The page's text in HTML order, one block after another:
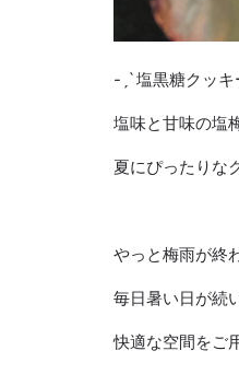
-ˏˋ 塩黒糖クッキ
塩味と甘味の塩
夏にぴったりな
やっと梅雨が終
毎日暑い日が続
快適な空間をご